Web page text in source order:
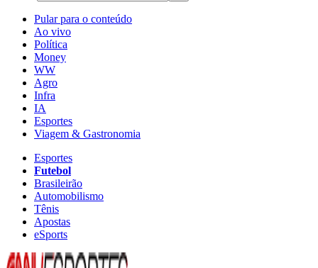
Pular para o conteúdo
Ao vivo
Política
Money
WW
Agro
Infra
IA
Esportes
Viagem & Gastronomia
Esportes
Futebol
Brasileirão
Automobilismo
Tênis
Apostas
eSports